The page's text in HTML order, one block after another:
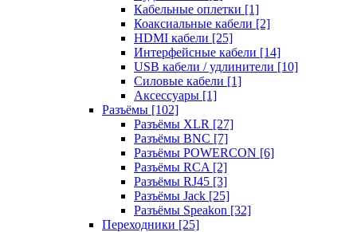
Кабельные оплетки [1]
Коаксиальные кабели [2]
HDMI кабели [25]
Интерфейсные кабели [14]
USB кабели / удлинители [10]
Силовые кабели [1]
Аксессуары [1]
Разъёмы [102]
Разъёмы XLR [27]
Разъёмы BNC [7]
Разъёмы POWERCON [6]
Разъёмы RCA [2]
Разъёмы RJ45 [3]
Разъёмы Jack [25]
Разъёмы Speakon [32]
Переходники [25]